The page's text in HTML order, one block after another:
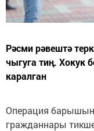
Рәсми рәвештә
чыгуга тиң. Хокук
каралган
Операция
гражданнары